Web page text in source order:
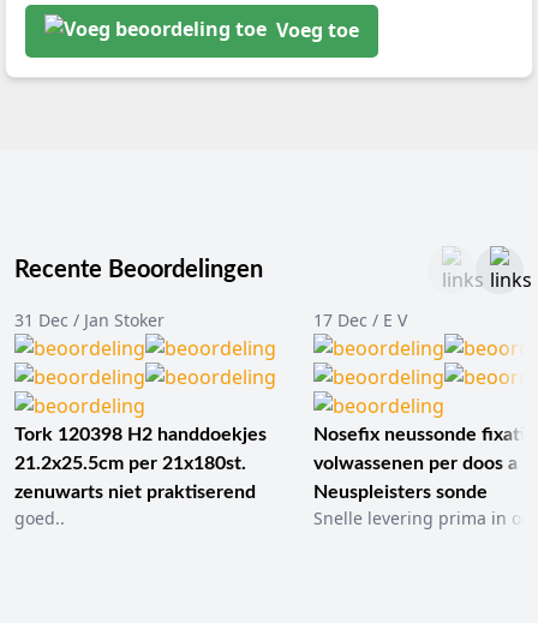
Voeg toe
Recente Beoordelingen
31 Dec / Jan Stoker
Tork 120398 H2 handdoekjes
21.2x25.5cm per 21x180st.
zenuwarts niet praktiserend
goed..
17 Dec / E V
Nosefix neussonde
volwassenen per doos a
Neuspleisters sonde
Snelle levering prima in